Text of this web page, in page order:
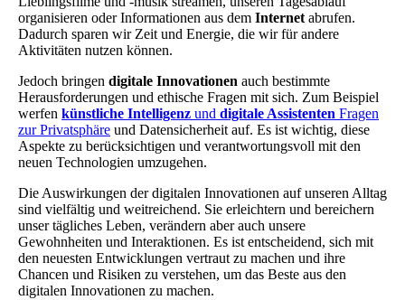
organisieren oder Informationen aus dem Internet abrufen.
Dadurch sparen wir Zeit und Energie, die wir für andere
Aktivitäten nutzen können.
Jedoch bringen digitale Innovationen auch bestimmte
Herausforderungen und ethische Fragen mit sich. Zum Beispiel
werfen künstliche Intelligenz und digitale Assistenten Fragen
zur Privatsphäre und Datensicherheit auf. Es ist wichtig, diese
Aspekte zu berücksichtigen und verantwortungsvoll mit den
neuen Technologien umzugehen.
Die Auswirkungen der digitalen Innovationen auf unseren Alltag
sind vielfältig und weitreichend. Sie erleichtern und bereichern
unser tägliches Leben, verändern aber auch unsere
Gewohnheiten und Interaktionen. Es ist entscheidend, sich mit
den neuesten Entwicklungen vertraut zu machen und ihre
Chancen und Risiken zu verstehen, um das Beste aus den
digitalen Innovationen zu machen.